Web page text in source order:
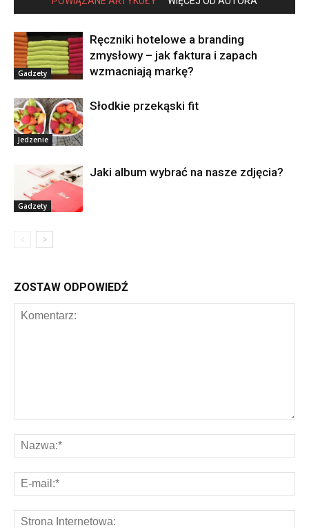
Gadzety
Ręczniki hotelowe a branding
zmysłowy – jak faktura i zapach
wzmacniają markę?
Jedzenie
Słodkie przekąski fit
Gadzety
Jaki album wybrać na nasze zdjęcia?
ZOSTAW ODPOWIEDŹ